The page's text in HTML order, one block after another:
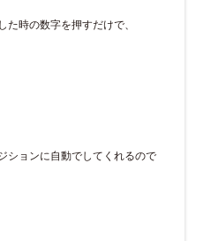
た時の数字を押すだけで、
ションに自動でしてくれるので